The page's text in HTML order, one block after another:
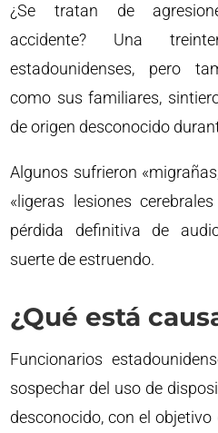
¿Se tratan de
accidente? Una
estadounidenses, pero
como sus familiares,
de origen desconocido
Algunos sufrieron
«ligeras lesiones
pérdida definitiva de
suerte de estruendo.
¿Qué está
Funcionarios
sospechar del uso de
desconocido, con el